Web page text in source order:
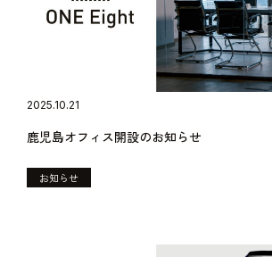
2025.10.21
鹿児島オフィス開設のお知らせ
お知らせ